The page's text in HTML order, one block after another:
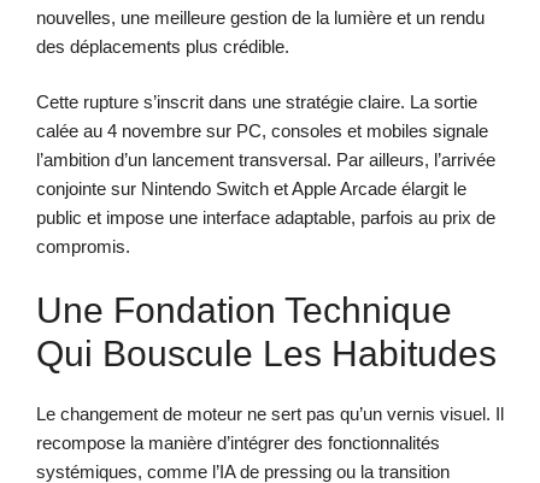
nouvelles, une meilleure gestion de la lumière et un rendu
des déplacements plus crédible.
Cette rupture s’inscrit dans une stratégie claire. La sortie
calée au 4 novembre sur PC, consoles et mobiles signale
l’ambition d’un lancement transversal. Par ailleurs, l’arrivée
conjointe sur Nintendo Switch et Apple Arcade élargit le
public et impose une interface adaptable, parfois au prix de
compromis.
Une Fondation Technique
Qui Bouscule Les Habitudes
Le changement de moteur ne sert pas qu’un vernis visuel. Il
recompose la manière d’intégrer des fonctionnalités
systémiques, comme l’IA de pressing ou la transition